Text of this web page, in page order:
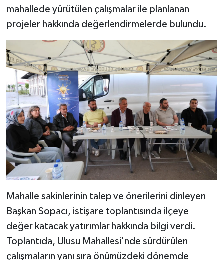
mahallede yürütülen çalışmalar ile planlanan
projeler hakkında değerlendirmelerde bulundu.
Mahalle sakinlerinin talep ve önerilerini dinleyen
Başkan Sopacı, istişare toplantısında ilçeye
değer katacak yatırımlar hakkında bilgi verdi.
Toplantıda, Ulusu Mahallesi'nde sürdürülen
çalışmaların yanı sıra önümüzdeki dönemde